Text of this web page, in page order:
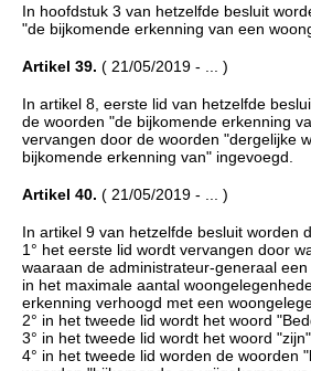
In hoofdstuk 3 van hetzelfde besluit
"de bijkomende erkenning van een
Artikel 39. ( 21/05/2019 - ... )
In artikel 8, eerste lid van hetzelfde
de woorden "de bijkomende erkenning
vervangen door de woorden "dergelijke
bijkomende erkenning van" ingevoegd.
Artikel 40. ( 21/05/2019 - ... )
In artikel 9 van hetzelfde besluit worden
1° het eerste lid wordt vervangen door
waaraan de administrateur-generaal
in het maximale aantal
erkenning verhoogd met een
2° in het tweede lid wordt het woord
3° in het tweede lid wordt het woord
4° in het tweede lid worden de woorden